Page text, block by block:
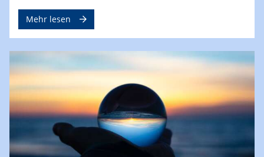
Mehr lesen